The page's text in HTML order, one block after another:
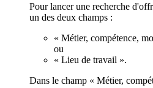
Pour lancer une recherche
un des deux champs :
« Métier, compétence,
ou
« Lieu de travail ».
Dans le champ « Métier,